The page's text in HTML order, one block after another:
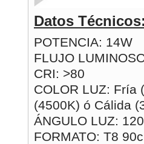
Datos
POTENCIA: 14W
FLUJO
CRI: >80
COLOR LUZ: Fría
(4500K) ó Cálida
ÁNGULO LUZ:
FORMATO: T8